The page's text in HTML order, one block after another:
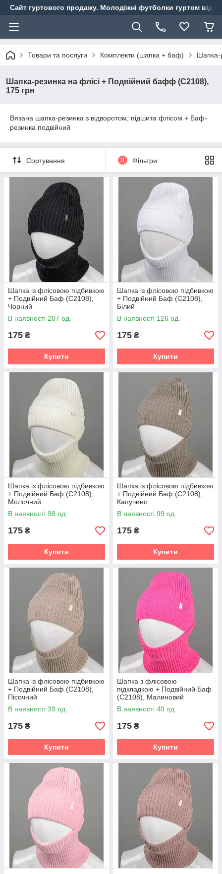
Сайт гуртового продажу. Молодіжні футболки гуртом від
Товари та послуги Комплекти (шапка + баф) Шапка-
Шапка-резинка на флісі + Подвійний бафф (С2108),
175 грн
Вязана шапка-резинка з відворотом, підшита флісом + Баф-
резинка подвійний
Сортування 0 Фільтри
Шапка із флісовою підбивкою
+ Подвійний Баф (С2108),
Чорний
В наявності 207 од.
175 ₴
Купити
Шапка із флісовою підбивкою
+ Подвійний Баф (С2108),
Білий
В наявності 126 од.
175 ₴
Купити
Шапка із флісовою підбивкою
+ Подвійний Баф (С2108),
Молочний
В наявності 98 од.
175 ₴
Купити
Шапка із флісовою підбивкою
+ Подвійний Баф (С2108),
Капучино
В наявності 99 од.
175 ₴
Купити
Шапка із флісовою підбивкою
+ Подвійний Баф (С2108),
Пісочний
В наявності 39 од.
175 ₴
Купити
Шапка з флісовою
підкладкою + Подвійний Баф
(С2108), Малиновий
В наявності 40 од.
175 ₴
Купити